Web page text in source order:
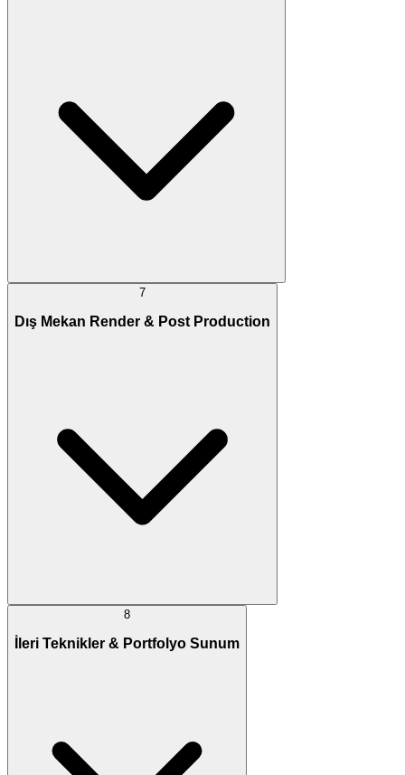
7
Dış Mekan Render & Post Production
8
İleri Teknikler & Portfolyo Sunum